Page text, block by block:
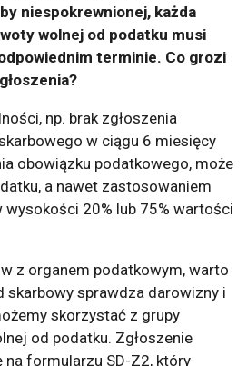
niespokrewnionej, każda
wolnej od podatku musi
terminie. Co grozi
np. brak zgłoszenia
w ciągu 6 miesięcy
obowiązku podatkowego, może
a nawet zastosowaniem
wysokości 20% lub 75% wartości
z organem podatkowym, warto
skarbowy sprawdza darowizny i
skorzystać z grupy
od podatku. Zgłoszenie
formularzu SD-Z2, który